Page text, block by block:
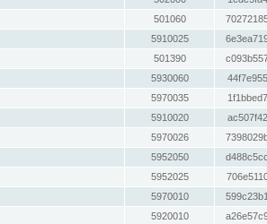
501060
5910025
501390
5930060
5970035
5910020
5970026
5952050
5952025
5970010
5920010